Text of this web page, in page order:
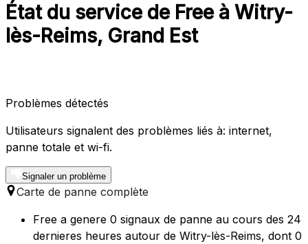
État du service de Free à Witry-
lès-Reims, Grand Est
Problèmes détectés
Utilisateurs signalent des problèmes liés à: internet,
panne totale et wi-fi.
Signaler un problème
Carte de panne complète
Free a genere 0 signaux de panne au cours des 24
dernieres heures autour de Witry-lès-Reims, dont 0